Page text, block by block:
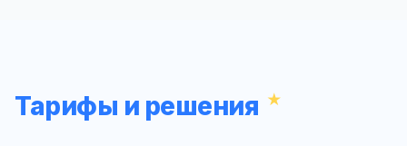
Тарифы и решения